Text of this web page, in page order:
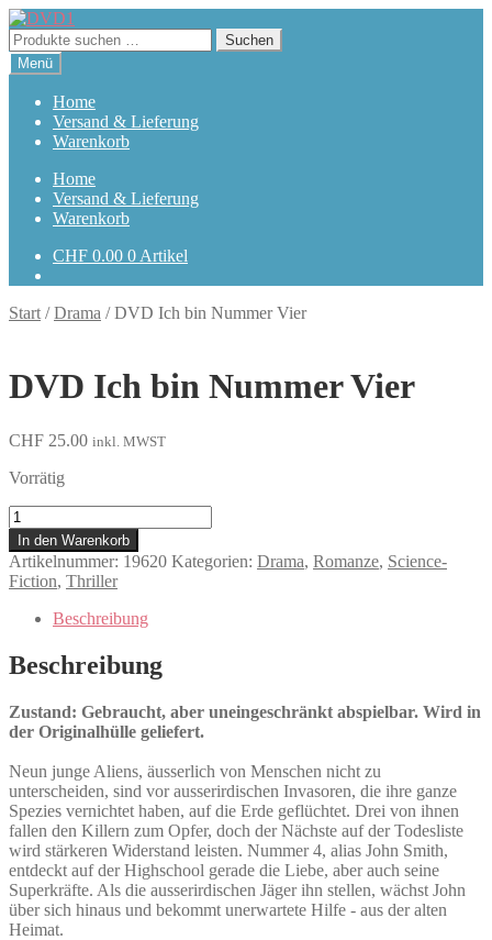
Zur
Navigation
springen
Zum
Inhalt
springen
Suchen
nach:
Suchen
Menü
Home
Versand & Lieferung
Warenkorb
Home
Versand & Lieferung
Warenkorb
CHF 0.00 0 Artikel
Start /Drama /DVD Ich bin Nummer Vier
DVD Ich bin Nummer Vier
CHF 25.00 inkl. MWST
Vorrätig
Ich
bin
Nummer
Vier
Menge
In den Warenkorb
Artikelnummer: 19620 Kategorien: Drama, Romanze, Science-
Fiction, Thriller
Beschreibung
Beschreibung
Zustand: Gebraucht, aber uneingeschränkt abspielbar. Wird in
der Originalhülle geliefert.
Neun junge Aliens, äusserlich von Menschen nicht zu
unterscheiden, sind vor ausserirdischen Invasoren, die ihre ganze
Spezies vernichtet haben, auf die Erde geflüchtet. Drei von ihnen
fallen den Killern zum Opfer, doch der Nächste auf der Todesliste
wird stärkeren Widerstand leisten. Nummer 4, alias John Smith,
entdeckt auf der Highschool gerade die Liebe, aber auch seine
Superkräfte. Als die ausserirdischen Jäger ihn stellen, wächst John
über sich hinaus und bekommt unerwartete Hilfe - aus der alten
Heimat.